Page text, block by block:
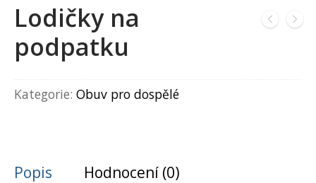
Lodičky na
podpatku
Kategorie: Obuv pro dospělé
Popis Hodnocení (0)